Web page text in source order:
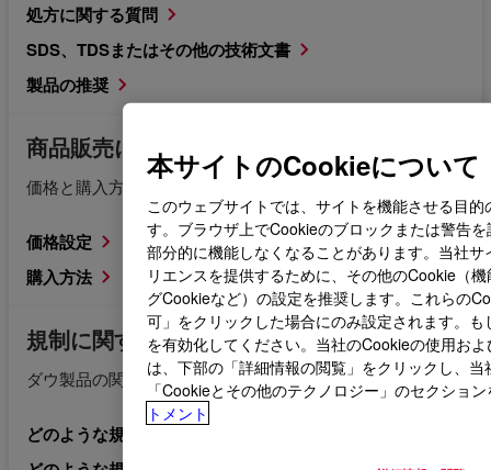
処方に関する質問
SDS、TDSまたはその他の技術文書
製品の推奨
商品販売に関するお問い合わせ
価格と購入方法に関する情報をご覧ください。
価格設定
購入方法
規制に関するお問い合わせ
ダウ製品の関連規制文書をリクエストする。
どのような規制情報を求めているかが分かっている。
本サイトのCookieについて
このウェブサイトでは、サイトを機能させる目
す。ブラウザ上でCookieのブロックまたは警告
部分的に機能しなくなることがあります。当社
リエンスを提供するために、その他のCookie（
グCookieなど）の設定を推奨します。これらの
可」をクリックした場合にのみ設定されます。
を有効化してください。当社のCookieの使用お
は、下部の「詳細情報の閲覧」をクリックし、
「Cookieとその他のテクノロジー」のセクショ
トメント